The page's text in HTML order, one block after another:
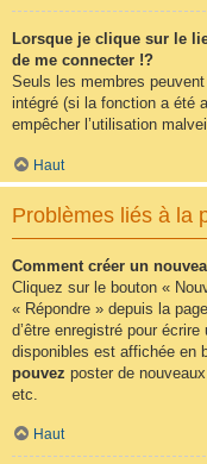
Lorsque je clique sur le
de me connecter !?
Seuls les membres
intégré (si la fonction a été
empêcher l’utilisation
Haut
Problèmes liés à la
Comment créer un
Cliquez sur le bouton «
« Répondre » depuis la
d’être enregistré pour
disponibles est affichée en
pouvez poster de
etc.
Haut